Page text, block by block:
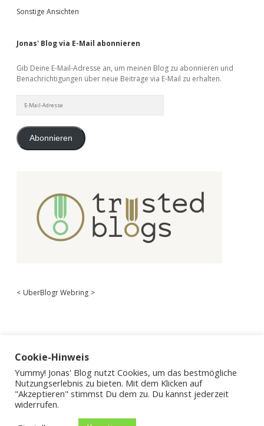
Sonstige Ansichten
Jonas' Blog via E-Mail abonnieren
Gib Deine E-Mail-Adresse an, um meinen Blog zu abonnieren und
Benachrichtigungen über neue Beiträge via E-Mail zu erhalten.
Mail-
Abonnieren
< UberBlogr Webring >
Cookie-Hinweis
Yummy! Jonas' Blog nutzt Cookies, um das bestmögliche
Nutzungserlebnis zu bieten. Mit dem Klicken auf
"Akzeptieren" stimmst Du dem zu. Du kannst jederzeit
widerrufen.